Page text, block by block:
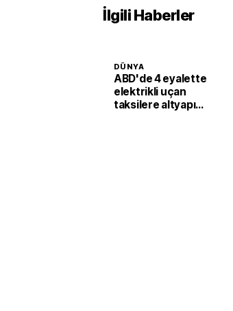
İlgili Haberler
DÜNYA
ABD'de 4 eyalette
elektrikli uçan
taksilere altyapı